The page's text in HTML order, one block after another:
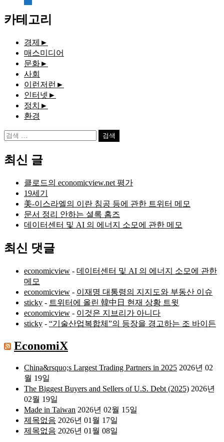
document
카테고리
경제 ►
매스미디어
문화►
사회
이런저런 ►
인터넷 ►
정치 ►
환경
검
최신 글
클로드의 economicview.net 평가
19세기
美-이스라엘의 이란 침공 등에 관한 트위터 메모
문서 정리 안하는 셜록 홈즈
데이터센터 및 AI 의 에너지 소모에 관한 메모
최신 댓글
economicview - 데이터센터 및 AI 의 에너지 소모에 관한
메모
economicview - 이재명 대통령의 지지도와 부동산 이슈
sticky - 트위터에 올린 韓中日 현재 상황 트윗
economicview - 이것은 지브리가 아니다
sticky - “기술산업복합체”의 등장을 경고하는 조 바이든
EconomiX
China&rsquo;s Largest Trading Partners in 2025 2026년 02
월 19일
The Biggest Buyers and Sellers of U.S. Debt (2025) 2026년
02월 19일
Made in Taiwan 2026년 02월 15일
제목없음 2026년 01월 17일
제목없음 2026년 01월 08일